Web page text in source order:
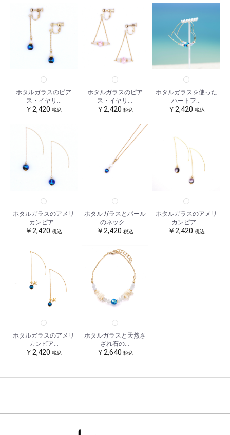
ホタルガラスのピア
ス・イヤリ...
￥2,420税込
ホタルガラスのピア
ス・イヤリ...
￥2,420 税込
ホタルガラスを使った
ハートフ...
￥2,420 税込
ホタルガラスのアメリ
カンピア...
￥2,420税込
ホタルガラスとパール
のネック...
￥2,420 税込
ホタルガラスのアメリ
カンピア...
￥2,420 税込
ホタルガラスのアメリ
カンピア...
￥2,420税込
ホタルガラスと天然さ
ざれ石の...
￥2,640 税込
お買い物を続ける カートへ進む